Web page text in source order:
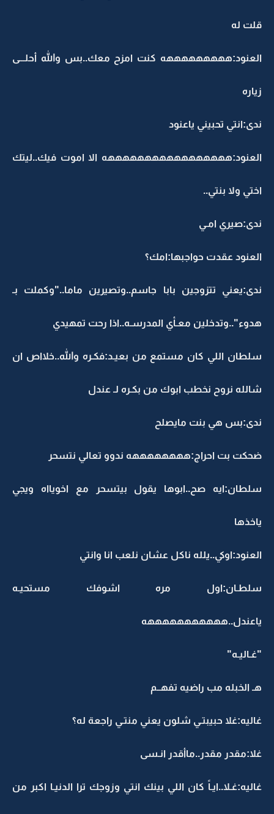
قلت له
العنود:هههههههههه كنت امزح معك..بس والله أحلـــى
زياره
ندى:انتي تحبيني ياعنود
العنود:هههههههههههههههههه الا اموت فيك..ليتك
اختي ولا بنتي..
ندى:صيري امـي
العنود عقدت حواجبها:امك؟
ندى:يعني تتزوجين بابا جاسم..وتصيرين ماما.."وكملت بـ
هدوء"..وتدخلين معـأي المدرسـه..اذا رحت تمهيدي
سلطان اللي كان مستمع من بعيـد:فكـره والله..خلااص ان
شالله نروح نخطب ابوك من بكـره لـ عندل
ندى:بس هي بنت مايصلح
ضحكت بت احراج:ههههههههه ندوو تعالي نتسحر
سلطان:ايه صح..ابوها يقول بيتسحر مع اخويااه ويجي
ياخذها
العنود:اوكي..يلله ناكل عشان نلعب انا وانتي
سلطـان:اول مره اشوفك مستحيـه
ياعندل..هههههههههههه
"غـاليـه"
هـ الخبله مب راضيه تفهــم
غاليه:غلا حبيبتـي شلون يعني منتـي راجعة له؟
غلا:مقدر مقدر..ماأقدر انـسى
غاليه:غـلا..ايـاً كان اللي بينك انتي وزوجك ترا الدنيـا اكبر من